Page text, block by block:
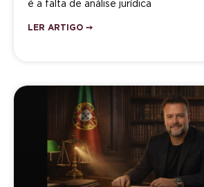
é a falta de análise jurídica
LER ARTIGO ➙